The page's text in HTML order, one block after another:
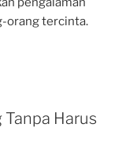
orang tercinta.
Harus